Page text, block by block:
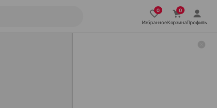
ИзбранноеКорзинаПрофиль